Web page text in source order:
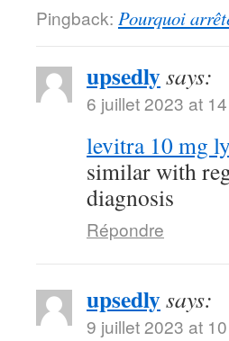
Pingback: Pourquoi
upsedlysays:
6 juillet 2023 at
levitra 10 mg
similar with
diagnosis
Répondre
upsedlysays:
9 juillet 2023 at